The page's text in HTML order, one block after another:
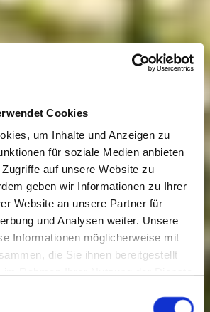
Cookies
um Inhalte und Anzeigen zu
für soziale Medien anbieten
auf unsere Website zu
geben wir Informationen zu Ihrer
Website an unsere Partner für
und Analysen weiter. Unsere
Informationen möglicherweise mit
die Sie ihnen bereitgestellt
unsere Webseite weiterhin nutzen.